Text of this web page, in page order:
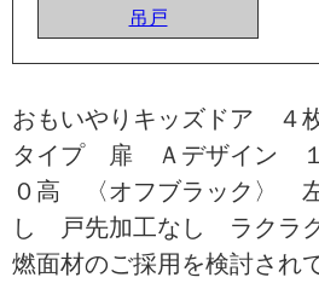
吊戸
おもいやりキッズドア ４
タイプ 扉 Ａデザイン
０高 〈オフブラック〉
し 戸先加工なし ラクラ
燃面材のご採用を検討され